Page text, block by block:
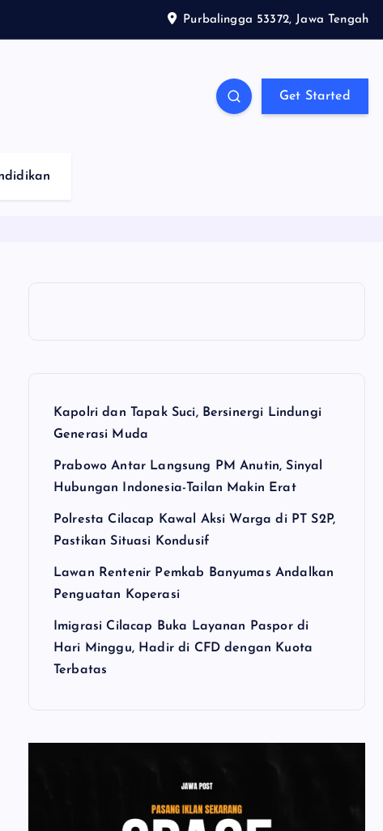
Purbalingga 53372, Jawa Tengah
Get Started
Kapolri dan Tapak Suci, Bersinergi Lindungi
Generasi Muda
Prabowo Antar Langsung PM Anutin, Sinyal
Hubungan Indonesia-Tailan Makin Erat
Polresta Cilacap Kawal Aksi Warga di PT S2P,
Pastikan Situasi Kondusif
Lawan Rentenir Pemkab Banyumas Andalkan
Penguatan Koperasi
Imigrasi Cilacap Buka Layanan Paspor di
Hari Minggu, Hadir di CFD dengan Kuota
Terbatas